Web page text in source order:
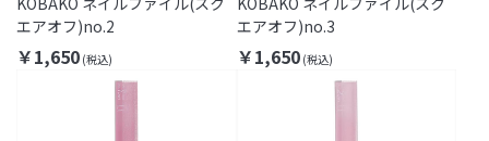
エアオフ)no.2
￥1,650
エアオフ)no.3
￥1,650